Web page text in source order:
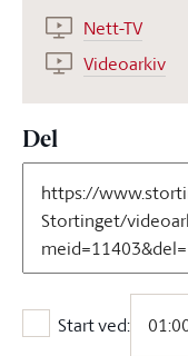
Nett-TV
Videoarkiv
Del
Start ved:
Start